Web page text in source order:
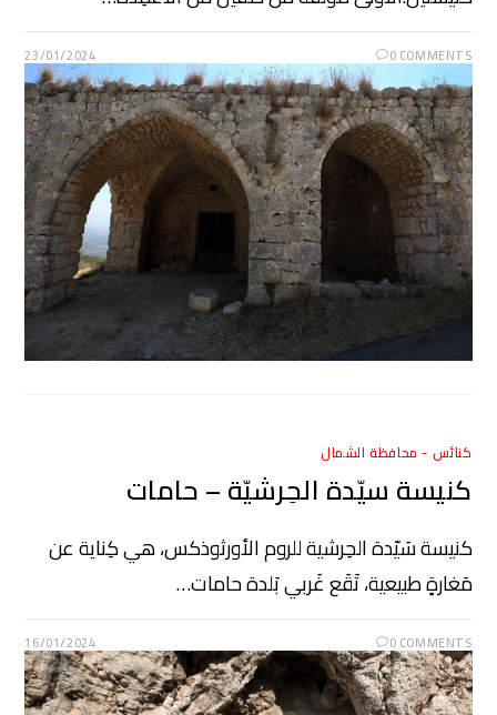
0 COMMENTS
23/01/2024
كنائس - محافظة الشمال
كنيسة سيّدة الحِرشيّة – حامات
كنيسة سَيّدة الحِرشية للروم الأورثوذكس، هي كِناية عن
مَغارةٍ طبيعية، تَقَع غَربي بَلدة حامات…
0 COMMENTS
16/01/2024